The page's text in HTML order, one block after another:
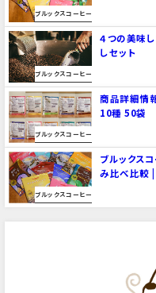
ブルックスコーヒー
ブルックスコーヒー
４つの美味
しセット
ブルックスコーヒー
商品詳細情
10種 50袋
ブルックスコーヒー
ブルックス
み比べ比較 |